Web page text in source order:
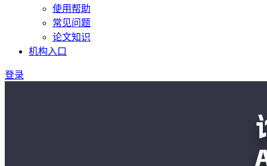
使用帮助
常见问题
论文知识
机构入口
登录